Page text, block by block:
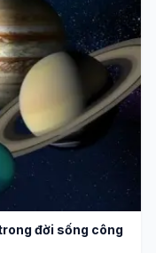
đời sống công